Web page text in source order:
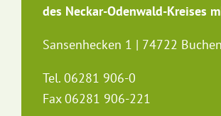
des Neckar-Odenwald-Kreises
Sansenhecken 1 | 74722 Buchen
Tel. 06281 906-0
Fax 06281 906-221